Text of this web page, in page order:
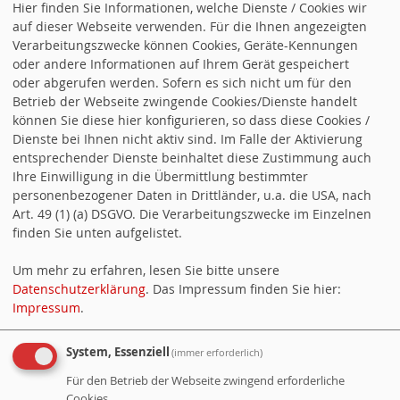
Jetzt entscheiden unsere Mitglieder. Unsere
Empfehlung: Ein Ja zur Verantwortung für unser Land
und unsere Demokratie.
HomepageSPD-Landesverband
«Andreas Stoch zum SPD-Mitgliedervotum
Andreas Stoch: „In der heutigen Einigung liegt eine
große Kraft – die müssen wir nun auf die Straße
bringen.“
Jetzt Mitglied werden
Hier finden Sie Informationen, welche Dienste / Cookies wir
auf dieser Webseite verwenden. Für die Ihnen angezeigten
Verarbeitungszwecke können Cookies, Geräte-Kennungen
oder andere Informationen auf Ihrem Gerät gespeichert
oder abgerufen werden. Sofern es sich nicht um für den
Betrieb der Webseite zwingende Cookies/Dienste handelt
können Sie diese hier konfigurieren, so dass diese Cookies /
Dienste bei Ihnen nicht aktiv sind. Im Falle der Aktivierung
entsprechender Dienste beinhaltet diese Zustimmung auch
Ihre Einwilligung in die Übermittlung bestimmter
personenbezogener Daten in Drittländer, u.a. die USA, nach
Art. 49 (1) (a) DSGVO. Die Verarbeitungszwecke im Einzelnen
finden Sie unten aufgelistet.
Um mehr zu erfahren, lesen Sie bitte unsere
Datenschutzerklärung. Das Impressum finden Sie hier:
Impressum.
System, Essenziell (immer erforderlich)
Für den Betrieb der Webseite zwingend erforderliche